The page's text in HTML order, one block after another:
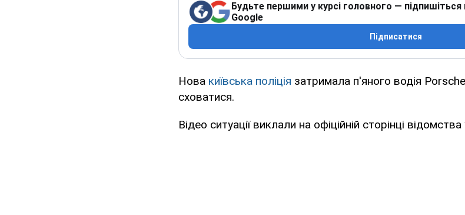
Будьте першими у курсі головного — підпишіться
Google
Підписатися
Нова київська поліція затримала п'яного водія
сховатися.
Відео ситуації виклали на офіційній сторінці відомства